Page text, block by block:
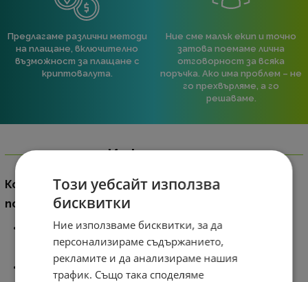
Предлагаме различни методи
на плащане, включително
възможност за плащане с
криптовалута.
Ние сме малък екип и точно
затова поемаме лична
отговорност за всяка
поръчка. Ако има проблем – не
го прехвърляме, а го
решаваме.
Информация
Комутатор TP-Link JetStream TL-SG3428XF 24-
портов SFP L2+ управляем с 4 SFP+ слота
10G бързо вързване: 4× 10 Gbps SFP+ слота позволяват
високоскоростна свързаност и безблокираща
Скорости на гигабитовата оптична връзка: 20×
Този уебсайт използва
бисквитки
Ние използваме бисквитки, за да
персонализираме съдържанието,
рекламите и да анализираме нашия
трафик. Също така споделяме